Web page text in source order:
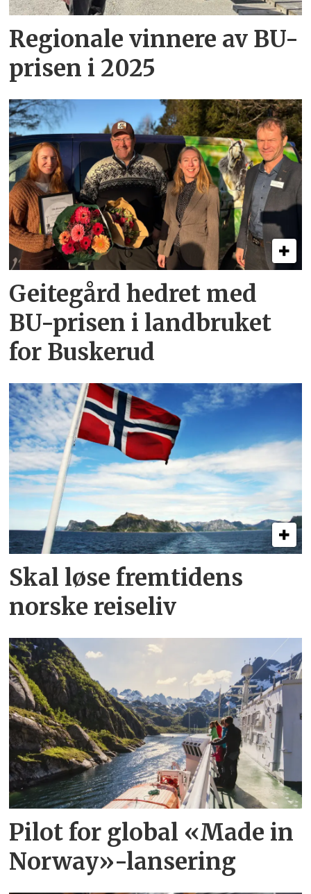
Regionale vinnere av BU-
prisen i 2025
Geitegård hedret med
BU-prisen i landbruket
for Buskerud
Skal løse fremtidens
norske reiseliv
Pilot for global «Made in
Norway»-lansering